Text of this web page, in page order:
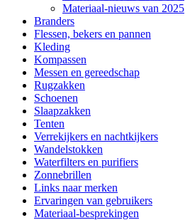
Materiaal-nieuws van 2025
Branders
Flessen, bekers en pannen
Kleding
Kompassen
Messen en gereedschap
Rugzakken
Schoenen
Slaapzakken
Tenten
Verrekijkers en nachtkijkers
Wandelstokken
Waterfilters en purifiers
Zonnebrillen
Links naar merken
Ervaringen van gebruikers
Materiaal-besprekingen